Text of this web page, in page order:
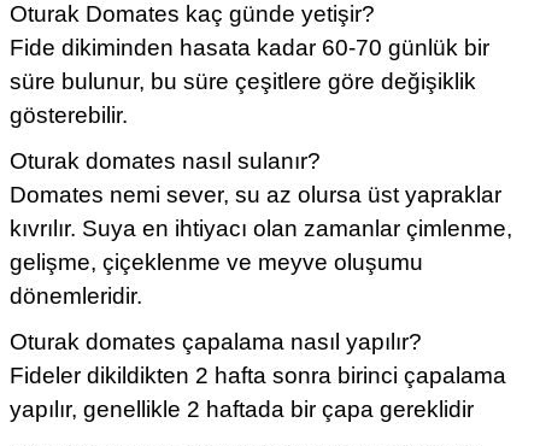
Oturak Domates kaç günde yetişir?
Fide dikiminden hasata kadar 60-70 günlük bir
süre bulunur, bu süre çeşitlere göre değişiklik
gösterebilir.
Oturak domates nasıl sulanır?
Domates nemi sever, su az olursa üst yapraklar
kıvrılır. Suya en ihtiyacı olan zamanlar çimlenme,
gelişme, çiçeklenme ve meyve oluşumu
dönemleridir.
Oturak domates çapalama nasıl yapılır?
Fideler dikildikten 2 hafta sonra birinci çapalama
yapılır, genellikle 2 haftada bir çapa gereklidir